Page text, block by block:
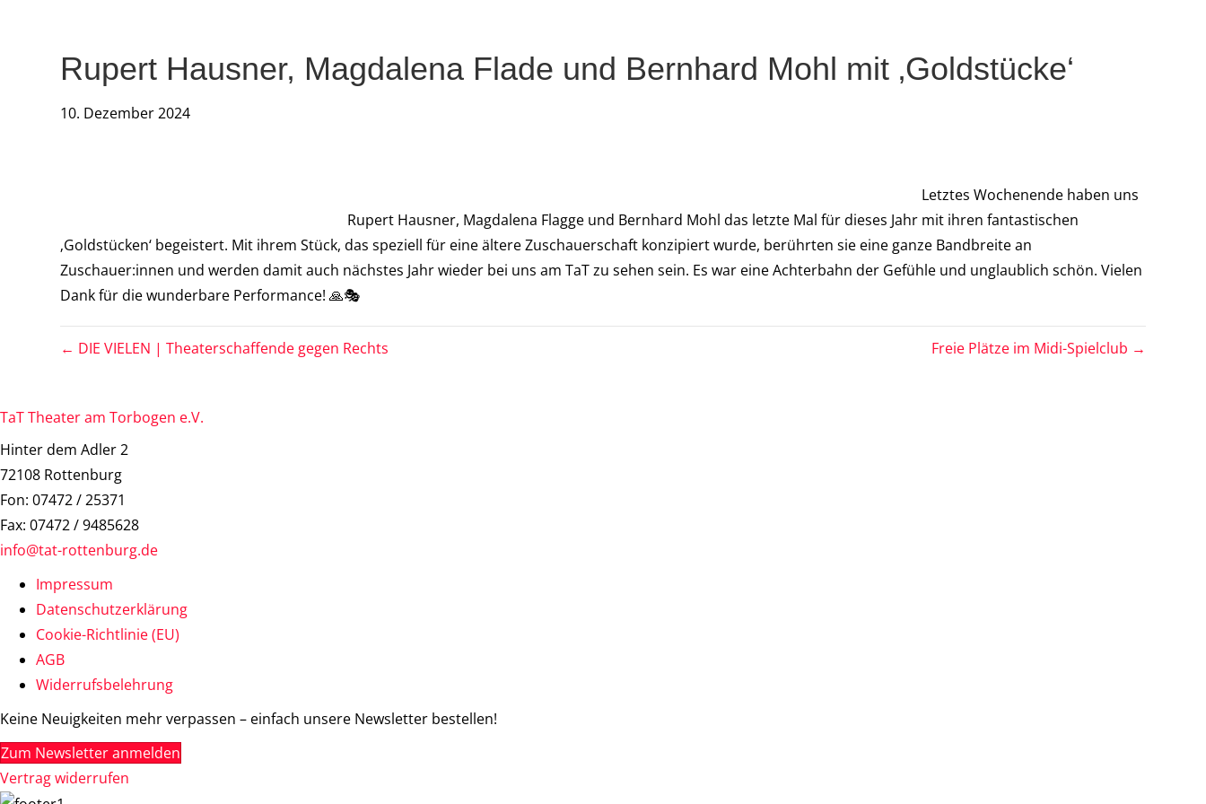
Rupert Hausner, Magdalena Flade und Bernhard Mohl mit ‚Goldstücke‘
10. Dezember 2024
Letztes Wochenende haben uns
Rupert Hausner, Magdalena Flagge und Bernhard Mohl das letzte Mal für dieses Jahr mit ihren fantastischen
‚Goldstücken‘ begeistert. Mit ihrem Stück, das speziell für eine ältere Zuschauerschaft konzipiert wurde, berührten sie eine ganze Bandbreite an
Zuschauer:innen und werden damit auch nächstes Jahr wieder bei uns am TaT zu sehen sein. Es war eine Achterbahn der Gefühle und unglaublich schön. Vielen
Dank für die wunderbare Performance! 🙏🎭
← DIE VIELEN | Theaterschaffende gegen Rechts Freie Plätze im Midi-Spielclub →
TaT Theater am Torbogen e.V.
Hinter dem Adler 2
72108 Rottenburg
Fon: 07472 / 25371
Fax: 07472 / 9485628
info@tat-rottenburg.de
Impressum
Datenschutzerklärung
Cookie-Richtlinie (EU)
AGB
Widerrufsbelehrung
Keine Neuigkeiten mehr verpassen – einfach unsere Newsletter bestellen!
Zum Newsletter anmelden
Vertrag widerrufen